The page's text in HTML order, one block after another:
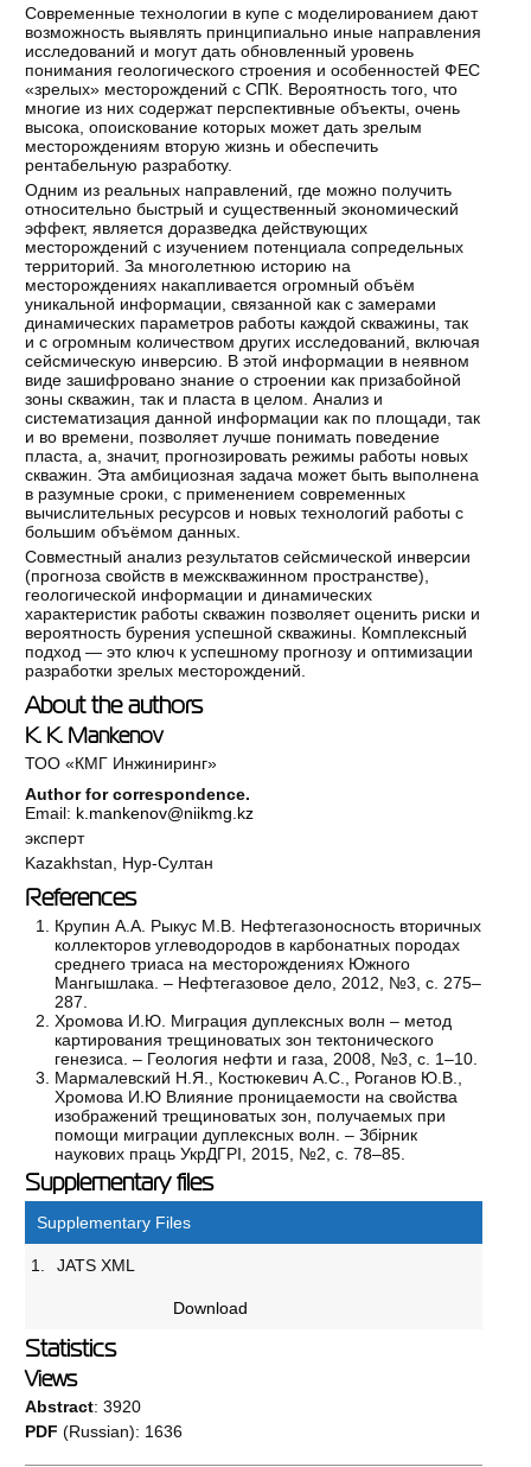
Современные технологии в купе с моделированием дают
возможность выявлять принципиально иные направления
исследований и могут дать обновленный уровень
понимания геологического строения и особенностей ФЕС
«зрелых» месторождений с СПК. Вероятность того, что
многие из них содержат перспективные объекты, очень
высока, опоискование которых может дать зрелым
месторождениям вторую жизнь и обеспечить
рентабельную разработку.
Одним из реальных направлений, где можно получить
относительно быстрый и существенный экономический
эффект, является доразведка действующих
месторождений с изучением потенциала сопредельных
территорий. За многолетнюю историю на
месторождениях накапливается огромный объём
уникальной информации, связанной как с замерами
динамических параметров работы каждой скважины, так
и с огромным количеством других исследований, включая
сейсмическую инверсию. В этой информации в неявном
виде зашифровано знание о строении как призабойной
зоны скважин, так и пласта в целом. Анализ и
систематизация данной информации как по площади, так
и во времени, позволяет лучше понимать поведение
пласта, а, значит, прогнозировать режимы работы новых
скважин. Эта амбициозная задача может быть выполнена
в разумные сроки, с применением современных
вычислительных ресурсов и новых технологий работы с
большим объёмом данных.
Совместный анализ результатов сейсмической инверсии
(прогноза свойств в межскважинном пространстве),
геологической информации и динамических
характеристик работы скважин позволяет оценить риски и
вероятность бурения успешной скважины. Комплексный
подход — это ключ к успешному прогнозу и оптимизации
разработки зрелых месторождений.
About the authors
K. K. Mankenov
ТОО «КМГ Инжиниринг»
Author for correspondence.
Email: k.mankenov@niikmg.kz
эксперт
Kazakhstan, Нур-Султан
References
Крупин А.А. Рыкус М.В. Нефтегазоносность вторичных
коллекторов углеводородов в карбонатных породах
среднего триаса на месторождениях Южного
Мангышлака. – Нефтегазовое дело, 2012, №3, с. 275–
287.
Хромова И.Ю. Миграция дуплексных волн – метод
картирования трещиноватых зон тектонического
генезиса. – Геология нефти и газа, 2008, №3, с. 1–10.
Мармалевский Н.Я., Костюкевич А.С., Роганов Ю.В.,
Хромова И.Ю Влияние проницаемости на свойства
изображений трещиноватых зон, получаемых при
помощи миграции дуплексных волн. – Збірник
наукових праць УкрДГРІ, 2015, №2, с. 78–85.
Supplementary files
Supplementary Files
1. JATS XML
Download
Statistics
Views
Abstract: 3920
PDF (Russian): 1636